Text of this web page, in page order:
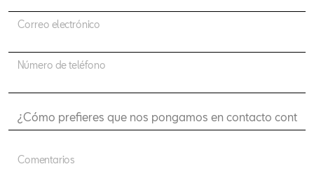
Correo electrónico
Número de teléfono
Comentarios